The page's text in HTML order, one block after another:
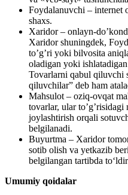
Foydalanuvchi – internet
shaxs.
Xaridor – onlayn-
Xaridor shuningdek,
to’g’ri yoki bilvosita
oladigan yoki
Tovarlarni qabul qiluvchi
qiluvchilar” deb ham
Mahsulot – oziq-ovqat
tovarlar, ular to’g’risidagi
joylashtirish orqali
belgilanadi.
Buyurtma – Xaridor
sotib olish va yetkazib
belgilangan tartibda
Umumiy qoidalar